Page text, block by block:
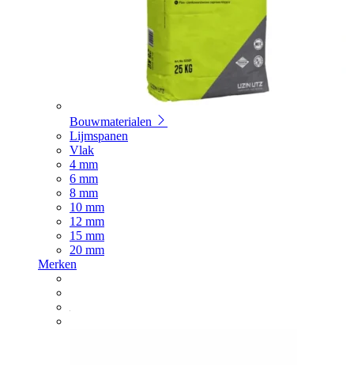
Bouwmaterialen
Lijmspanen
Vlak
4 mm
6 mm
8 mm
10 mm
12 mm
15 mm
20 mm
Merken